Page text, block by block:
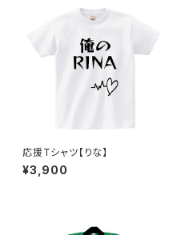
応援Tシャツ【りな】
¥3,900